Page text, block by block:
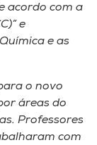
acordo com a
e
e as
o novo
áreas do
Professores
com